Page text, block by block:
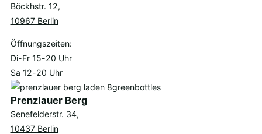
Böckhstr. 12,
10967 Berlin
Öffnungszeiten:
Di-Fr 15-20 Uhr
Sa 12-20 Uhr
Prenzlauer Berg
Senefelderstr. 34,
10437 Berlin